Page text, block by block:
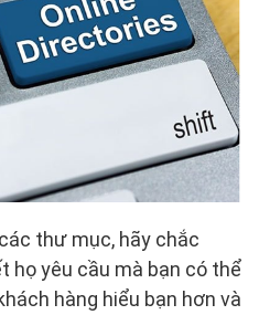
thư mục, hãy chắc
họ yêu cầu mà bạn có thể
hàng hiểu bạn hơn và